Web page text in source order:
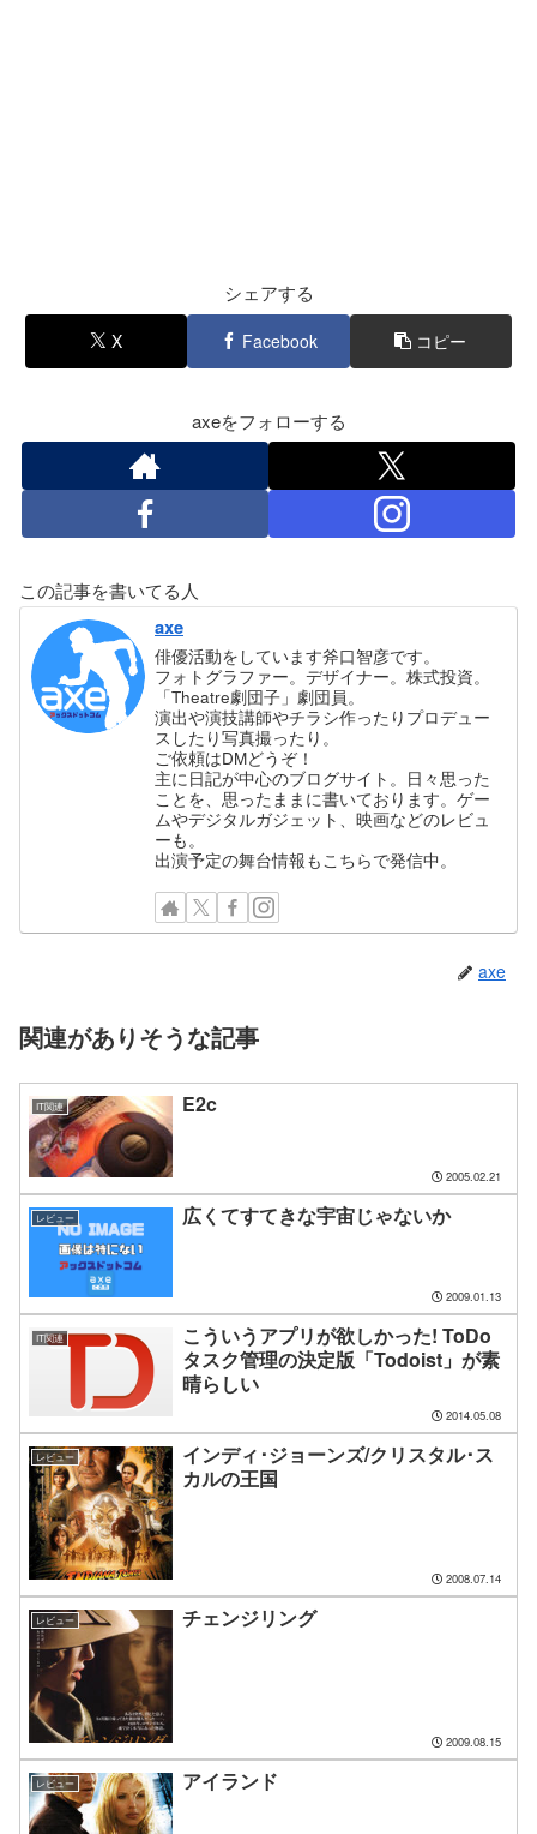
シェアする
X Facebook コピー
axeをフォローする
この記事を書いてる人
axe
俳優活動をしています斧口智彦です。
フォトグラファー。デザイナー。株式投資。
「Theatre劇団子」劇団員。
演出や演技講師やチラシ作ったりプロデュー
スしたり写真撮ったり。
ご依頼はDMどうぞ！
主に日記が中心のブログサイト。日々思った
ことを、思ったままに書いております。ゲー
ムやデジタルガジェット、映画などのレビュ
ーも。
出演予定の舞台情報もこちらで発信中。
axe
関連がありそうな記事
IT関連 E2c
2005.02.21
レビュー 広くてすてきな宇宙じゃないか
2009.01.13
IT関連
こういうアプリが欲しかった! ToDo
タスク管理の決定版「Todoist」が素
晴らしい
2014.05.08
レビュー
インディ･ジョーンズ/クリスタル･ス
カルの王国
2008.07.14
レビュー チェンジリング
2009.08.15
レビュー アイランド